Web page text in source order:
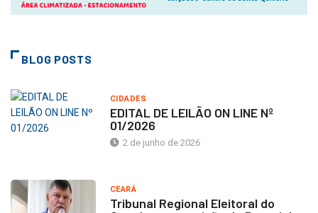
BLOG POSTS
CIDADES
EDITAL DE LEILÃO ON LINE Nº
01/2026
2 de junho de 2026
CEARÁ
Tribunal Regional Eleitoral do